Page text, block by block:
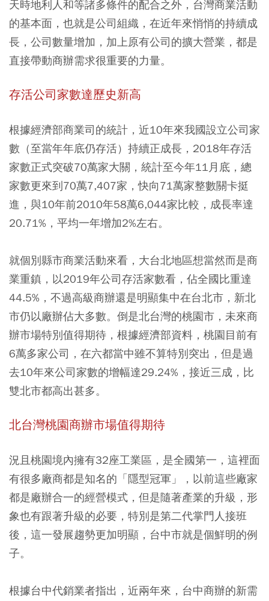
天時地利人和等諸多條件的配合之外，台灣商業活動
的基本面，也就是公司組織，在近年來悄悄的持續成
長，公司數量增加，加上原有公司的擴大營業，都是
直接帶動商辦需求很重要的力量。
存活公司家數達歷史新高
根據經濟部商業司的統計，近10年來我國設立公司家
數（至當年年底仍存活）持續正成長，2018年存活
家數正式突破70萬家大關，統計至今年11月底，總
家數更來到70萬7,407家，快向71萬家整數關卡挺
進，與10年前2010年58萬6,044家比較，成長率達
20.71%，平均一年增加2%左右。
就個別縣市商業活動來看，大台北地區想當然而是商
業重鎮，以2019年公司存活家數看，佔全國比重達
44.5%，不過高級商辦還是明顯集中在台北市，新北
市仍以廠辦佔大多數。倒是北台灣的桃園市，未來商
辦市場特別值得期待，根據經濟部資料，桃園目前有
6萬多家公司，在六都當中雖不算特別突出，但是過
去10年來公司家數的增幅達29.24%，接近三成，比
雙北市都高出甚多。
北台灣桃園商辦市場值得期待
況且桃園境內擁有32座工業區，是全國第一，這裡面
有很多廠商都是知名的「隱型冠軍」，以前這些廠家
都是廠辦合一的經營模式，但是隨著產業的升級，形
象也有跟著升級的必要，特別是第二代掌門人接班
後，這一發展趨勢更加明顯，台中市就是個鮮明的例
子。
根據台中代銷業者指出，近兩年來，台中商辦的新需